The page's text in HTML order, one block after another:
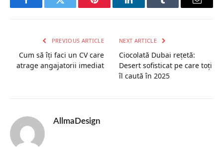
FacebookTwitter Pinterest LinkedInTumblr Email
PREVIOUS ARTICLE
Cum să îți faci un CV care
atrage angajatorii imediat
NEXT ARTICLE
Ciocolată Dubai rețetă:
Desert sofisticat pe care toți
îl caută în 2025
AllmaDesign